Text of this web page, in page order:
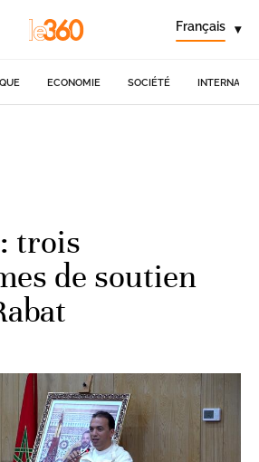
Français ▾
ECONOMIE SOCIÉTÉ
trois
de soutien